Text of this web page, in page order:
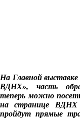
На Главной
ВДНХ», часть
теперь можно
на странице ВДНХ
пройдут прямые